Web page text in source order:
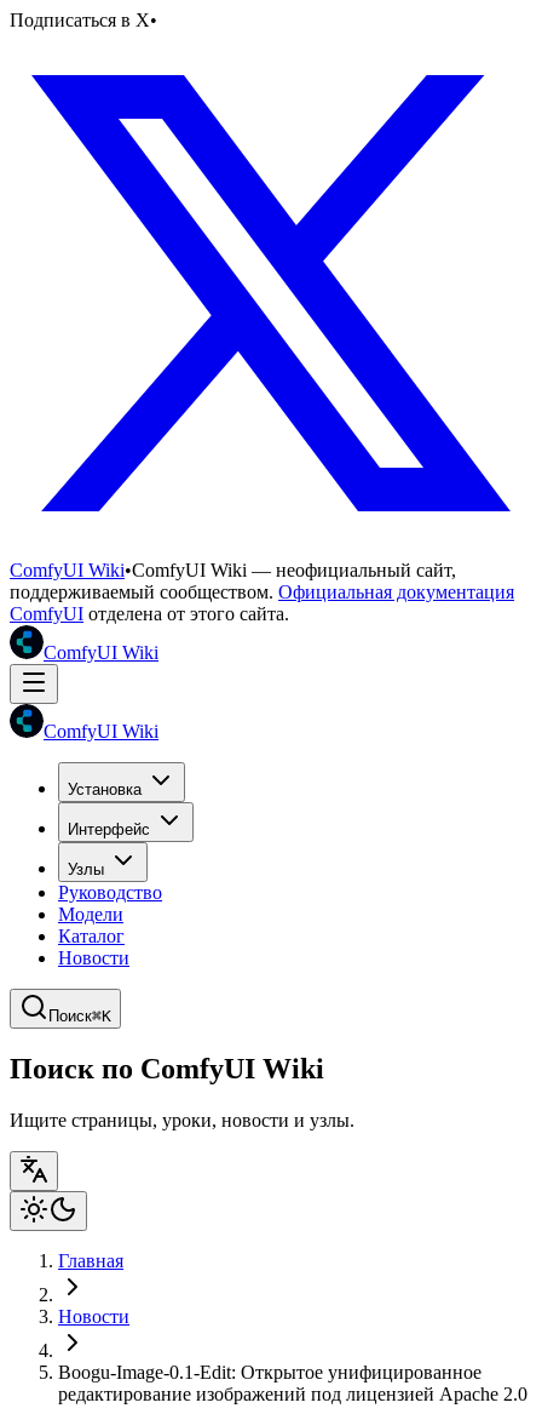
Подписаться в X•
ComfyUI Wiki•ComfyUI Wiki — неофициальный сайт,
поддерживаемый сообществом. Официальная документация
ComfyUI отделена от этого сайта.
ComfyUI Wiki
ComfyUI Wiki
Установка
Интерфейс
Узлы
Руководство
Модели
Каталог
Новости
Поиск⌘K
Поиск по ComfyUI Wiki
Ищите страницы, уроки, новости и узлы.
Главная
Новости
Boogu-Image-0.1-Edit: Открытое унифицированное
редактирование изображений под лицензией Apache 2.0